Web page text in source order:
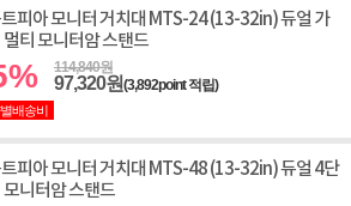
피아 모니터 거치대 MTS-24 (13-32in) 듀얼 가
멀티 모니터암 스탠드
114,840원
97,320원(3,892point 적립)
배송비
피아 모니터 거치대 MTS-48 (13-32in) 듀얼 4단
모니터암 스탠드